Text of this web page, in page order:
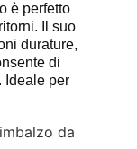
è perfetto
Il suo
durature,
di
Ideale per